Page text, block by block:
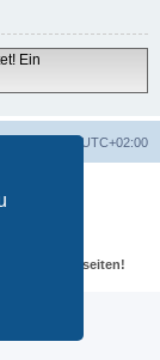
Ein
UTC+02:00
Webseiten!